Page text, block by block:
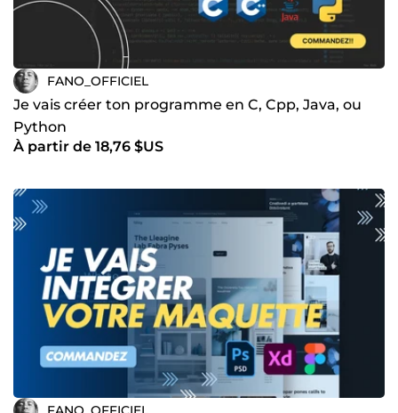
FANO_OFFICIEL
Je vais créer ton programme en C, Cpp, Java, ou
Python
À partir de 18,76 $US